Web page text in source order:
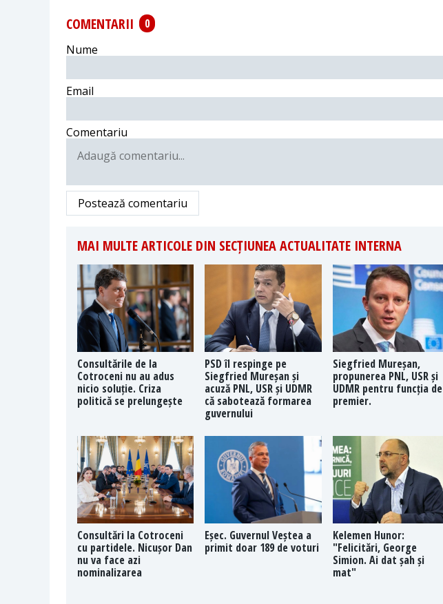
COMENTARII
0
Nume
Email
Comentariu
Postează comentariu
MAI MULTE ARTICOLE DIN SECȚIUNEA ACTUALITATE INTERNA
Consultările de la
Cotroceni nu au adus
nicio soluție. Criza
politică se prelungește
PSD îl respinge pe
Siegfried Mureșan și
acuză PNL, USR și UDMR
că sabotează formarea
guvernului
Siegfried Mureșan,
propunerea PNL, USR și
UDMR pentru funcția de
premier.
Consultări la Cotroceni
cu partidele. Nicușor Dan
nu va face azi
nominalizarea
Eșec. Guvernul Veștea a
primit doar 189 de voturi
Kelemen Hunor:
"Felicitări, George
Simion. Ai dat șah și
mat"